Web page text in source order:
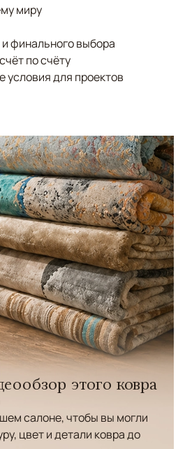
миру
финального выбора
по счёту
условия для проектов
этого ковра
салоне, чтобы вы могли
цвет и детали ковра до